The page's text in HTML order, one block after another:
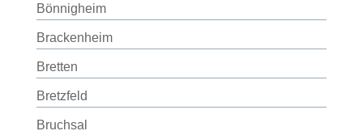
Bönnigheim
Brackenheim
Bretten
Bretzfeld
Bruchsal